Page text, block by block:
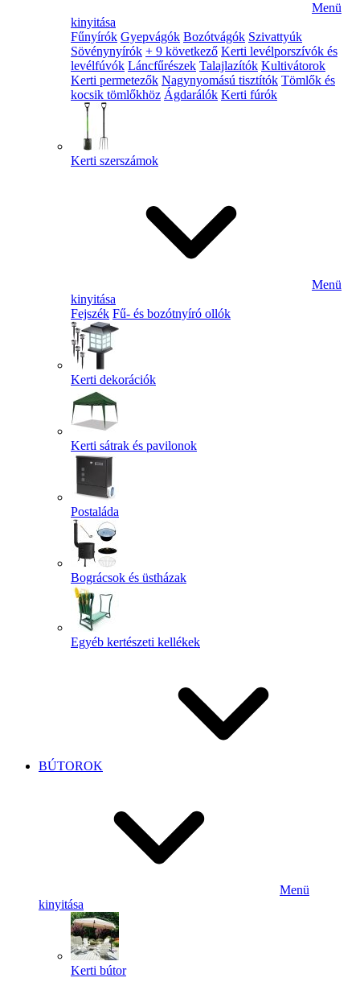
Menü
kinyitása
Fűnyírók Gyepvágók Bozótvágók Szivattyúk
Sövénynyírók + 9 következő Kerti levélporszívók és
levélfúvók Láncfűrészek Talajlazítók Kultivátorok
Kerti permetezők Nagynyomású tisztítók Tömlők és
kocsik tömlőkhöz Ágdarálók Kerti fúrók
Kerti szerszámok
Menü
kinyitása
Fejszék Fű- és bozótnyíró ollók
Kerti dekorációk
Kerti sátrak és pavilonok
Postaláda
Bográcsok és üstházak
Egyéb kertészeti kellékek
BÚTOROK
Menü
kinyitása
Kerti bútor